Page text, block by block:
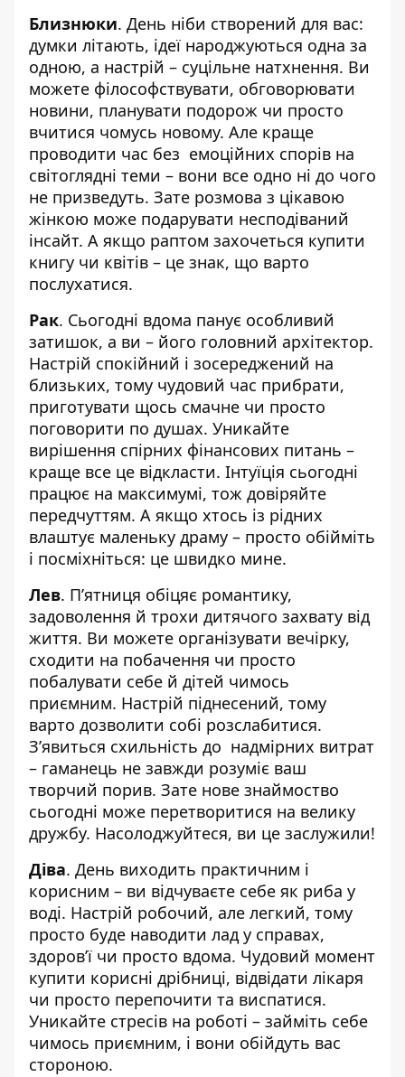
Близнюки. День ніби створений для вас:
думки літають, ідеї народжуються одна за
одною, а настрій – суцільне натхнення. Ви
можете філософствувати, обговорювати
новини, планувати подорож чи просто
вчитися чомусь новому. Але краще
проводити час без емоційних спорів на
світоглядні теми – вони все одно ні до чого
не призведуть. Зате розмова з цікавою
жінкою може подарувати несподіваний
інсайт. А якщо раптом захочеться купити
книгу чи квітів – це знак, що варто
послухатися.
Рак. Сьогодні вдома панує особливий
затишок, а ви – його головний архітектор.
Настрій спокійний і зосереджений на
близьких, тому чудовий час прибрати,
приготувати щось смачне чи просто
поговорити по душах. Уникайте
вирішення спірних фінансових питань –
краще все це відкласти. Інтуїція сьогодні
працює на максимумі, тож довіряйте
передчуттям. А якщо хтось із рідних
влаштує маленьку драму – просто обійміть
і посміхніться: це швидко мине.
Лев. П’ятниця обіцяє романтику,
задоволення й трохи дитячого захвату від
життя. Ви можете організувати вечірку,
сходити на побачення чи просто
побалувати себе й дітей чимось
приємним. Настрій піднесений, тому
варто дозволити собі розслабитися.
Зʼявиться схильність до надмірних витрат
– гаманець не завжди розуміє ваш
творчий порив. Зате нове знаймоство
сьогодні може перетворитися на велику
дружбу. Насолоджуйтеся, ви це заслужили!
Діва. День виходить практичним і
корисним – ви відчуваєте себе як риба у
воді. Настрій робочий, але легкий, тому
просто буде наводити лад у справах,
здоров’ї чи просто вдома. Чудовий момент
купити корисні дрібниці, відвідати лікаря
чи просто перепочити та виспатися.
Уникайте стресів на роботі – займіть себе
чимось приємним, і вони обійдуть вас
стороною.